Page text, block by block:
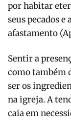
por habitar
seus pecados e
afastamento
Sentir a
como também
ser os
na igreja. A
caia em